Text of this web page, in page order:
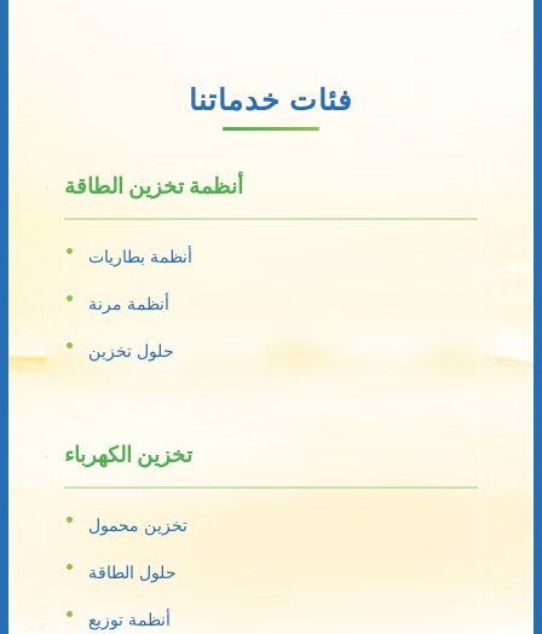
فئات خدماتنا
أنظمة تخزين الطاقة
أنظمة بطاريات
أنظمة مرنة
حلول تخزين
تخزين الكهرباء
تخزين محمول
حلول الطاقة
أنظمة توزيع